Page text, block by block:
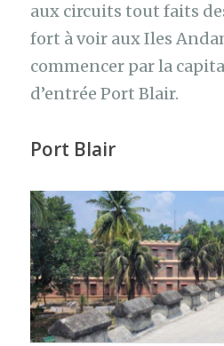
aux circuits tout faits
fort à voir aux Iles
commencer par la
d’entrée Port Blair.
Port Blair